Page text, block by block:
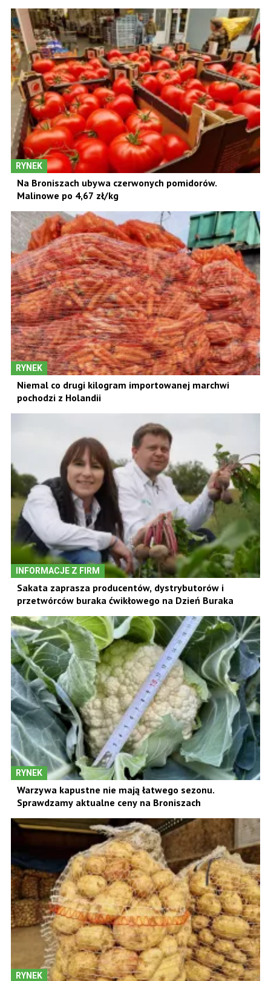
RYNEK
Na Broniszach ubywa czerwonych pomidorów.
Malinowe po 4,67 zł/kg
RYNEK
Niemal co drugi kilogram importowanej marchwi
pochodzi z Holandii
INFORMACJE Z FIRM
Sakata zaprasza producentów, dystrybutorów i
przetwórców buraka ćwikłowego na Dzień Buraka
RYNEK
Warzywa kapustne nie mają łatwego sezonu.
Sprawdzamy aktualne ceny na Broniszach
RYNEK